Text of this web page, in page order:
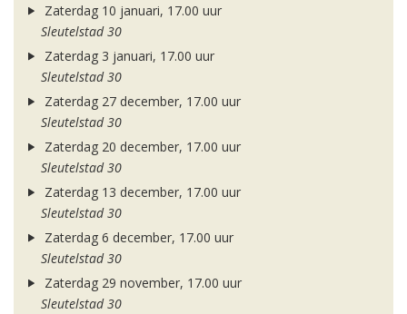
Zaterdag 10 januari, 17.00 uur
Sleutelstad 30
Zaterdag 3 januari, 17.00 uur
Sleutelstad 30
Zaterdag 27 december, 17.00 uur
Sleutelstad 30
Zaterdag 20 december, 17.00 uur
Sleutelstad 30
Zaterdag 13 december, 17.00 uur
Sleutelstad 30
Zaterdag 6 december, 17.00 uur
Sleutelstad 30
Zaterdag 29 november, 17.00 uur
Sleutelstad 30